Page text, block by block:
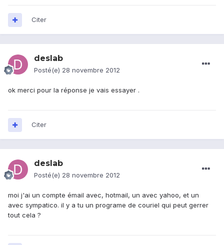
Citer
deslab
Posté(e) 28 novembre 2012
ok merci pour la réponse je vais essayer .
Citer
deslab
Posté(e) 28 novembre 2012
moi j'ai un compte émail avec, hotmail, un avec yahoo, et un
avec sympatico. il y a tu un programe de couriel qui peut gerrer
tout cela ?